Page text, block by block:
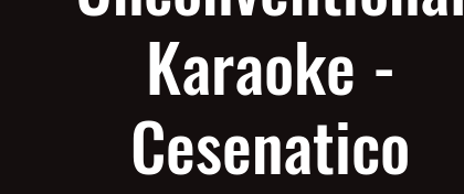
Karaoke -
Cesenatico